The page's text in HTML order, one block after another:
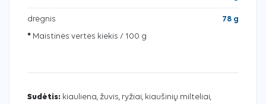
drėgnis
78 g
* Maistinės vertės kiekis / 100 g
Sudėtis: kiauliena, žuvis, ryžiai, kiaušinių milteliai,